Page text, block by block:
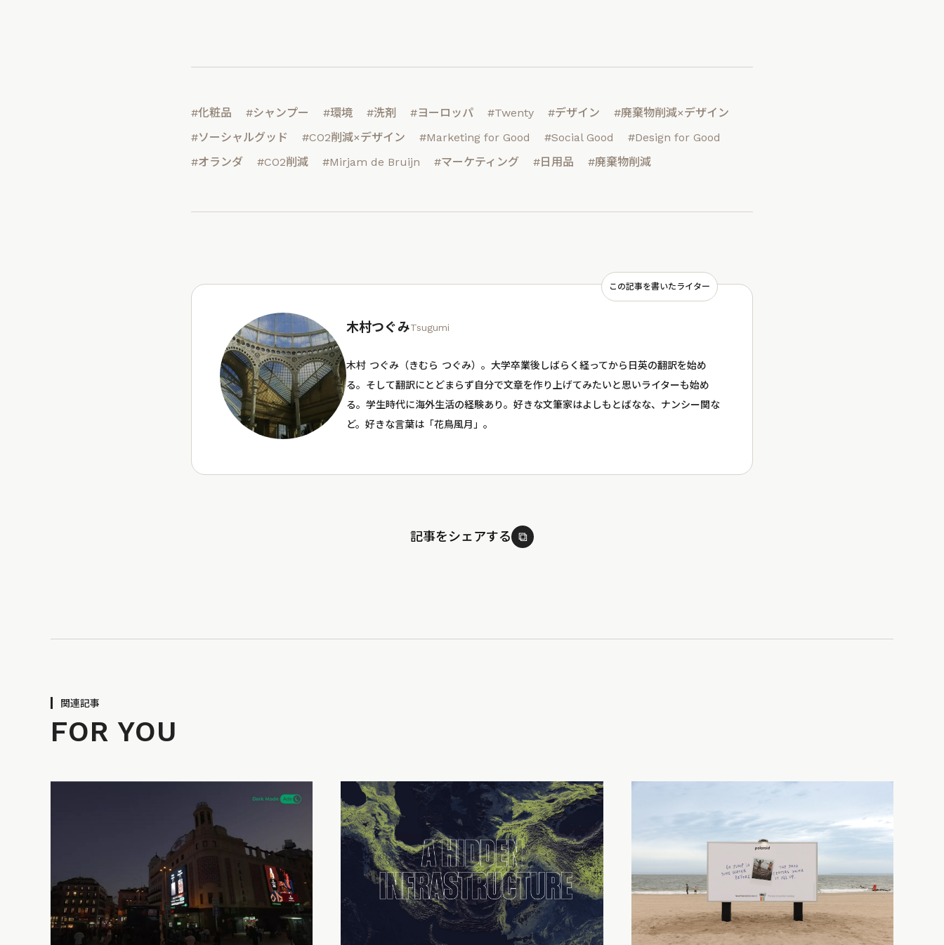
#化粧品 #シャンプー #環境 #洗剤 #ヨーロッパ #Twenty #デザイン
#廃棄物削減×デザイン
#ソーシャルグッド
#CO2削減×デザイン #Marketing for Good #Social Good
#Design for Good
#オランダ
#CO2削減 #Mirjam de Bruijn #マーケティング #日用品 #廃棄物削減
この記事を書いたライター
木村つぐみTsugumi
木村 つぐみ（きむら つぐみ）。大学卒業後しばらく経ってから日英の翻訳を始め
る。そして翻訳にとどまらず自分で文章を作り上げてみたいと思いライターも始め
る。学生時代に海外生活の経験あり。好きな文筆家はよしもとばなな、ナンシー関な
ど。好きな言葉は「花鳥風月」。
記事をシェアする ⧉
関連記事
FOR YOU